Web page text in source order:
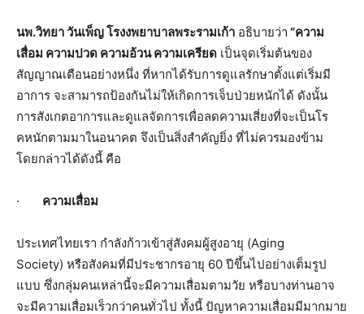
นพ.วิทยา วันเพ็ญ โรงงพยาบาลพระรามเก้า อธิบายว่า “ความ
เสื่อม ความปวด ความอ้วน ความเครียด เป็นจุดเริ่มต้นของ
สัญญาณเตือนอย่างหนึ่ง ที่หากได้รับการดูแลรักษาตั้งแต่เริ่มมี
อาการ จะสามารถป้องกันไม่ให้เกิดการเจ็บป่วยหนักได้ ดังนั้น
การสังเกตอาการและดูแลจัดการเพื่อลดความเสี่ยงที่จะเป็นโร
คหนักตามมาในอนาคต จึงเป็นสิ่งสำคัญยิ่ง ที่ไม่ควรมองข้าม
โดยกล่าวได้ดังนี้ คือ
· ความเสื่อม
ประเทศไทยเรา กำลังก้าวเข้าสู่สังคมผู้สูงอายุ (Aging
Society) หรือสังคมที่มีประชากรอายุ 60 ปีขึ้นไปอย่างเต็มรูป
แบบ ซึ่งกลุ่มคนเหล่านี้จะมีความเสื่อมตามวัย หรือบางท่านอาจ
จะมีความเสื่อมเร็วกว่าคนทั่วไป ทั้งนี้ ปัญหาความเสื่อมมีมากมาย